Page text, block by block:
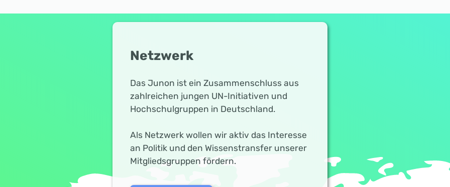
Netzwerk
Das Junon ist ein Zusammenschluss aus
zahlreichen jungen UN-Initiativen und
Hochschulgruppen in Deutschland.
Als Netzwerk wollen wir aktiv das Interesse
an Politik und den Wissenstransfer unserer
Mitgliedsgruppen fördern.